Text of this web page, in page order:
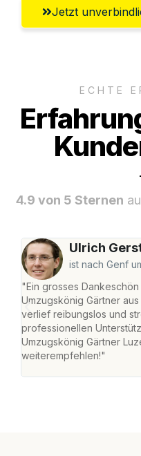
Jetzt
ECHTE
4.9 von 5 Sternen
Ulrich
ist nach Genf
"Ein grosses
Umzugskönig Gärtner
verlief reibungslos und
professionellen
Umzugskönig Gärtner
weiterempfehlen!"